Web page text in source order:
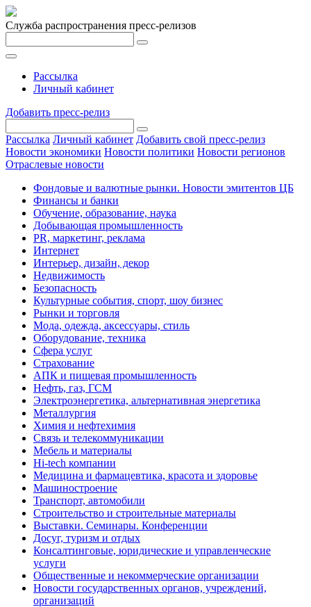
Служба распространения пресс-релизов
Рассылка
Личный кабинет
Добавить пресс-релиз
Рассылка Личный кабинет Добавить свой пресс-релиз
Новости экономики Новости политики Новости регионов
Отраслевые новости
Фондовые и валютные рынки. Новости эмитентов ЦБ
Финансы и банки
Обучение, образование, наука
Добывающая промышленность
PR, маркетинг, реклама
Интернет
Интерьер, дизайн, декор
Недвижимость
Безопасность
Культурные события, спорт, шоу бизнес
Рынки и торговля
Мода, одежда, аксессуары, стиль
Оборудование, техника
Сфера услуг
Страхование
АПК и пищевая промышленность
Нефть, газ, ГСМ
Электроэнергетика, альтернативная энергетика
Металлургия
Химия и нефтехимия
Связь и телекоммуникации
Мебель и материалы
Hi-tech компании
Медицина и фармацевтика, красота и здоровье
Машиностроение
Транспорт, автомобили
Строительство и строительные материалы
Выставки. Семинары. Конференции
Досуг, туризм и отдых
Консалтинговые, юридические и управленческие
услуги
Общественные и некоммерческие организации
Новости государственных органов, учреждений,
организаций